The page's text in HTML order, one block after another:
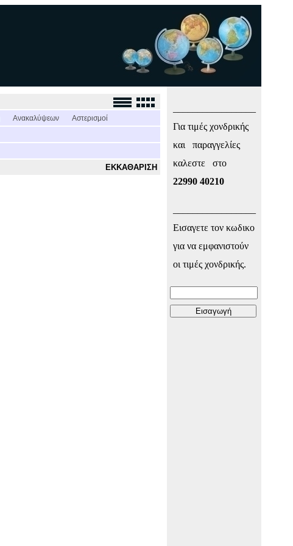
Ανακαλύψεων
Αστερισμοί
ΕΚΚΑΘΑΡΙΣΗ
Για τιμές χονδρικής
και παραγγελίες
καλεστε στο
22990 40210
Εισαγετε τον κωδικο
για να εμφανιστούν
οι τιμές χονδρικής.